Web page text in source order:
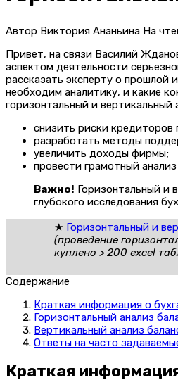
Автор Виктория Ананьина На
Привет, на связи Василий
аспектом деятельности
рассказать эксперту о прошлой
необходим аналитику, и какие
горизонтальный и вертикальный
снизить риски кредиторов
разработать методы
увеличить доходы фирмы;
провести грамотный
Важно! Горизонтальный и
глубокого исследования
★ Горизонтальный и
(проведение
куплено > 200 excel
Содержание
Краткая информация о
Горизонтальный анализ
Вертикальный анализ
Ответы на часто
Краткая